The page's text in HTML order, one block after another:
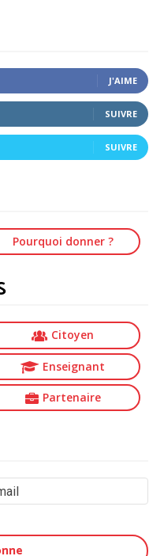
J'AIME
SUIVRE
SUIVRE
Pourquoi donner ?
Citoyen
Enseignant
Partenaire